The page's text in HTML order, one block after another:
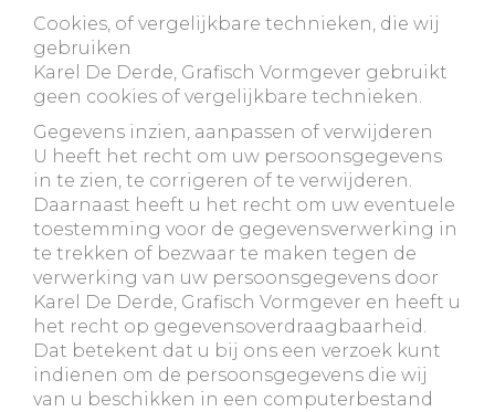
Cookies, of vergelijkbare technieken, die wij
gebruiken
Karel De Derde, Grafisch Vormgever gebruikt
geen cookies of vergelijkbare technieken.
Gegevens inzien, aanpassen of verwijderen
U heeft het recht om uw persoonsgegevens
in te zien, te corrigeren of te verwijderen.
Daarnaast heeft u het recht om uw eventuele
toestemming voor de gegevensverwerking in
te trekken of bezwaar te maken tegen de
verwerking van uw persoonsgegevens door
Karel De Derde, Grafisch Vormgever en heeft u
het recht op gegevensoverdraagbaarheid.
Dat betekent dat u bij ons een verzoek kunt
indienen om de persoonsgegevens die wij
van u beschikken in een computerbestand